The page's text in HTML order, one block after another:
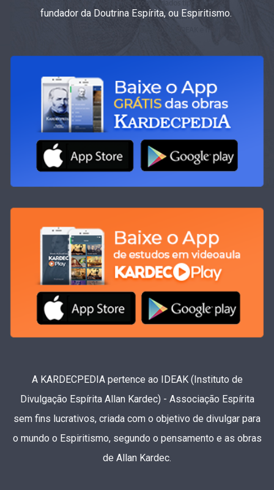
fundador da Doutrina Espírita, ou Espiritismo.
A KARDECPEDIA pertence ao IDEAK (Instituto de
Divulgação Espírita Allan Kardec) - Associação Espírita
sem fins lucrativos, criada com o objetivo de divulgar para
o mundo o Espiritismo, segundo o pensamento e as obras
de Allan Kardec.